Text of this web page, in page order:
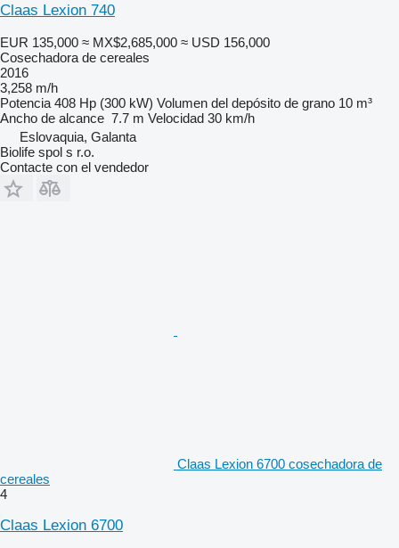
Claas Lexion 740
EUR 135,000 ≈ MX$2,685,000 ≈ USD 156,000
Cosechadora de cereales
2016
3,258 m/h
Potencia 408 Hp (300 kW) Volumen del depósito de grano 10 m³
Ancho de alcance 7.7 m Velocidad 30 km/h
Eslovaquia, Galanta
Biolife spol s r.o.
Contacte con el vendedor
Claas Lexion 6700 cosechadora de
cereales
4
Claas Lexion 6700